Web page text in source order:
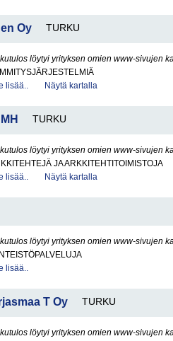
Oy TURKU
löytyi yrityksen omien www-sivujen
lisää..
Näytä kartalla
TURKU
löytyi yrityksen omien www-sivujen
JA ARKKITEHTITOIMISTOJA
lisää..
Näytä kartalla
löytyi yrityksen omien www-sivujen
lisää..
T Oy TURKU
löytyi yrityksen omien www-sivujen